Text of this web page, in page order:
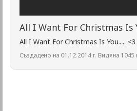
All I Want For Christmas Is
All I Want For Christmas Is You..... <3
Създадено на 01.12.2014 г. Видяна 1045